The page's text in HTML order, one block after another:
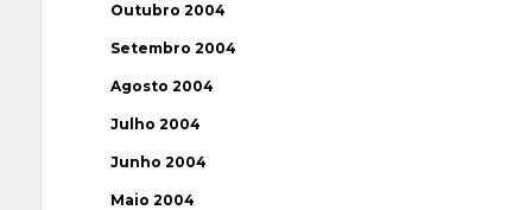
Outubro 2004
Setembro 2004
Agosto 2004
Julho 2004
Junho 2004
Maio 2004